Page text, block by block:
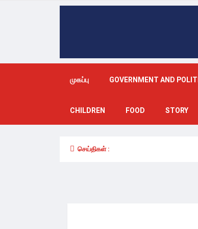
முகப்பு GOVERNMENT AND
CHILDREN FOOD STORY
செய்திகள் :